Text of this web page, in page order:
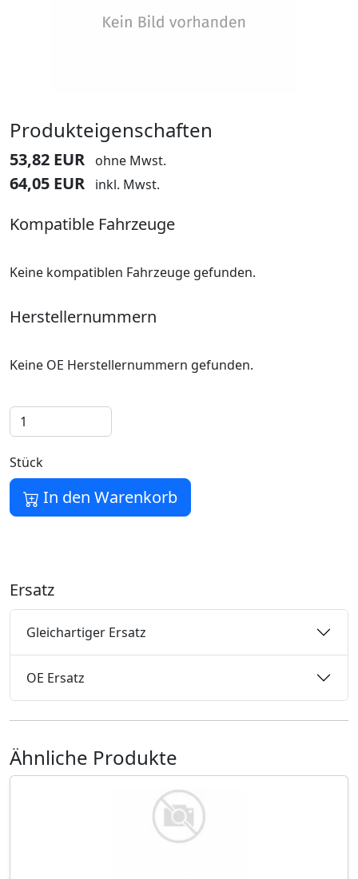
Produkteigenschaften
53,82 EUR ohne Mwst.
64,05 EUR inkl. Mwst.
Kompatible Fahrzeuge
Keine kompatiblen Fahrzeuge gefunden.
Herstellernummern
Keine OE Herstellernummern gefunden.
Stück
In den Warenkorb
Ersatz
Gleichartiger Ersatz
OE Ersatz
Ähnliche Produkte